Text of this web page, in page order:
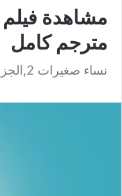
مترجم كامل
نساء صغيرات 2,الجزء الثاني